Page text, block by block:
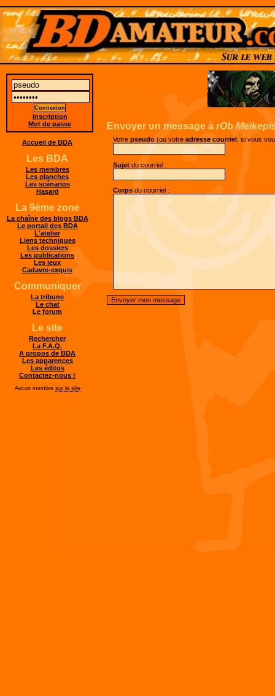
Envoyer un message à rOb
Votrepseudo (ou votreadresse courriel , si vous
Sujet du courriel :
Corps du courriel :
Inscription
Mot de passe
Accueil de BDA
Les BDA
Les membres
Les planches
Les scénarios
Hasard
La 9ème zone
La chaîne des blogs BDA
Le portail des BDA
L'atelier
Liens techniques
Les dossiers
Les publications
Les jeux
Cadavre-exquis
Communiquer
La tribune
Le chat
Le forum
Le site
Rechercher
La F.A.Q.
A propos de BDA
Les apparences
Les éditos
Contactez-nous !
Aucun membre sur le site